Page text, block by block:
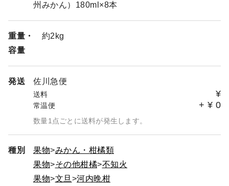
州みかん）180ml×8本
重量・
容量
約2kg
発送 佐川急便
送料 ¥
常温便 + ¥ 0
数量1点ごとに送料が発生します。
種別 果物
みかん・柑橘類
果物
その他柑橘
不知火
果物
文旦
河内晩柑